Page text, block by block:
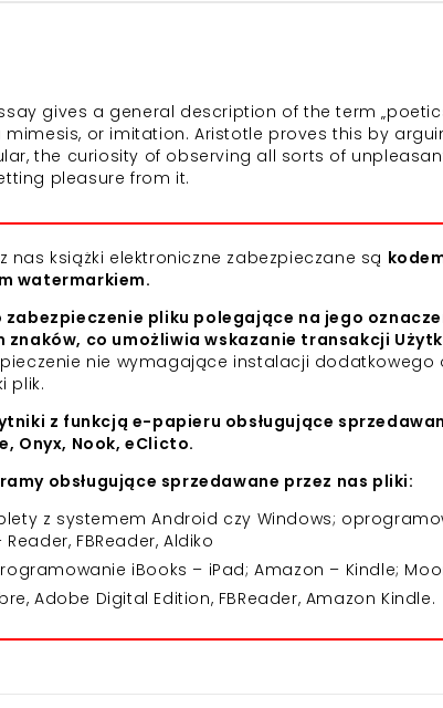
gives a general description of the term
or imitation. Aristotle proves this by
the curiosity of observing all sorts of
pleasure from it.
nas książki elektroniczne zabezpieczane są
watermarkiem.
pliku polegające na jego
znaków, co umożliwia wskazanie transakcji
nie wymagające instalacji
plik.
z funkcją e-papieru obsługujące
Onyx, Nook, eClicto.
obsługujące sprzedawane przez nas pliki:
z systemem Android czy Windows;
FBReader, Aldiko
iBooks – iPad; Amazon – Kindle;
Adobe Digital Edition, FBReader, Amazon Kindle.